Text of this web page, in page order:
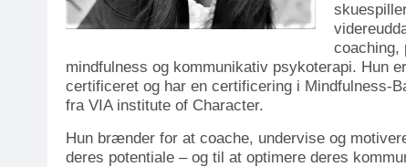
coaching,
mindfulness og kommunikativ psykoterapi. Hun
certificeret og har en certificering i Mindfulness-
fra VIA institute of Character.
Hun brænder for at coache, undervise og
deres potentiale – og til at optimere deres